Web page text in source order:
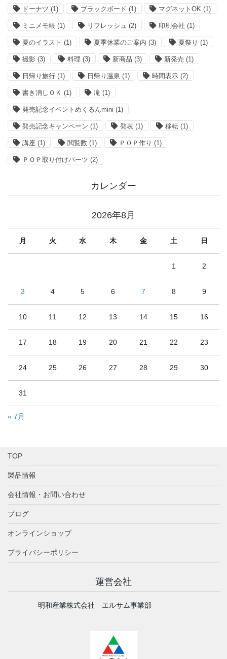
ドーナツ (1) ブラックボード (1) マグネットOK (1)
ミニメモ帳 (1) リフレッシュ (2) 印刷会社 (1)
夏のイラスト (1) 夏季休業のご案内 (3) 夏祭り (1)
撮影 (3) 料理 (3) 新商品 (3) 新発売 (1)
日帰り旅行 (1) 日帰り温泉 (1) 時間表示 (2)
書き消しＯＫ (1) 滝 (1)
発売記念イベントめくるんmini (1)
発売記念キャンペーン (1) 発表 (1) 移転 (1)
講座 (1) 閲覧数 (1) ＰＯＰ作り (1)
ＰＯＰ取り付けパーツ (2)
カレンダー
2026年8月
月 火 水 木 金 土 日
1 2
3 4 5 6 7 8 9
10 11 12 13 14 15 16
17 18 19 20 21 22 23
24 25 26 27 28 29 30
31
« 7月
TOP
製品情報
会社情報・お問い合わせ
ブログ
オンラインショップ
プライバシーポリシー
運営会社
明和産業株式会社 エルサム事業部